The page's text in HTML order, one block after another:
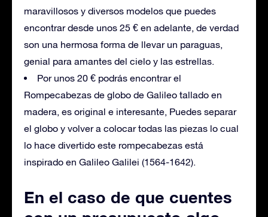
maravillosos y diversos modelos que puedes
encontrar desde unos 25 € en adelante, de verdad
son una hermosa forma de llevar un paraguas,
genial para amantes del cielo y las estrellas.
Por unos 20 € podrás encontrar el
Rompecabezas de globo de Galileo tallado en
madera, es original e interesante, Puedes separar
el globo y volver a colocar todas las piezas lo cual
lo hace divertido este rompecabezas está
inspirado en Galileo Galilei (1564-1642).
En el caso de que cuentes